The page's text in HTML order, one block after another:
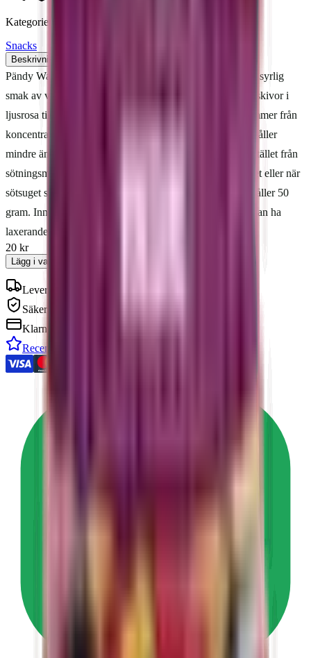
Kategorier
Snacks
Beskrivning
Pändy Watermelon är ett mjukt gelégodis med söt och lätt syrlig
smak av vattenmelon. Bitarna är formade som små melonskivor i
ljusrosa till rosaröd ton med en frostig yta, och färgen kommer från
koncentrat av svart morot. Godiset är glutenfritt och innehåller
mindre än ett gram socker per påse — sötman kommer i stället från
sötningsmedel som erytritol. Ett smart val för fredagsmyset eller när
sötsuget slår till utan att du vill ha allt socker. Påsen innehåller 50
gram. Innehåller sötningsmedel; överdriven konsumtion kan ha
laxerande verkan.
20 kr
Lägg i varukorg
Leverans 3-7 arbetsdagar
Säker betalning
Klarna, Visa, Mastercard
Recensera oss på Trustpilot